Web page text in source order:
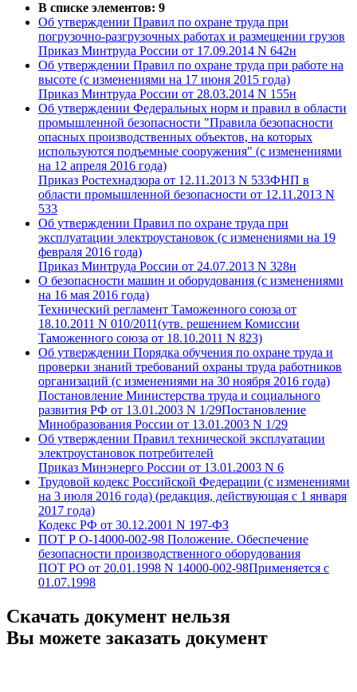
В списке элементов: 9
Об утверждении Правил по охране труда при
погрузочно-разгрузочных работах и размещении грузов
Приказ Минтруда России от 17.09.2014 N 642н
Об утверждении Правил по охране труда при работе на
высоте (с изменениями на 17 июня 2015 года)
Приказ Минтруда России от 28.03.2014 N 155н
Об утверждении Федеральных норм и правил в области
промышленной безопасности "Правила безопасности
опасных производственных объектов, на которых
используются подъемные сооружения" (с изменениями
на 12 апреля 2016 года)
Приказ Ростехнадзора от 12.11.2013 N 533ФНП в
области промышленной безопасности от 12.11.2013 N
533
Об утверждении Правил по охране труда при
эксплуатации электроустановок (с изменениями на 19
февраля 2016 года)
Приказ Минтруда России от 24.07.2013 N 328н
О безопасности машин и оборудования (с изменениями
на 16 мая 2016 года)
Технический регламент Таможенного союза от
18.10.2011 N 010/2011(утв. решением Комиссии
Таможенного союза от 18.10.2011 N 823)
Об утверждении Порядка обучения по охране труда и
проверки знаний требований охраны труда работников
организаций (с изменениями на 30 ноября 2016 года)
Постановление Министерства труда и социального
развития РФ от 13.01.2003 N 1/29Постановление
Минобразования России от 13.01.2003 N 1/29
Об утверждении Правил технической эксплуатации
электроустановок потребителей
Приказ Минэнерго России от 13.01.2003 N 6
Трудовой кодекс Российской Федерации (с изменениями
на 3 июля 2016 года) (редакция, действующая с 1 января
2017 года)
Кодекс РФ от 30.12.2001 N 197-ФЗ
ПОТ Р О-14000-002-98 Положение. Обеспечение
безопасности производственного оборудования
ПОТ РО от 20.01.1998 N 14000-002-98Применяется с
01.07.1998
Скачать документ нельзя
Вы можете заказать документ